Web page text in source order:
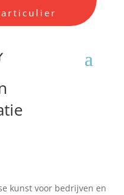
kunst voor bedrijven en